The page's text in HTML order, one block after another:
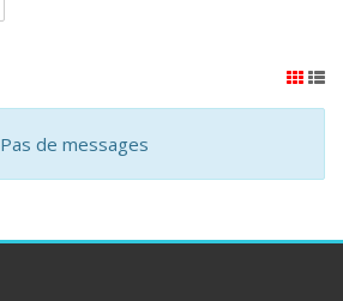
Pas de messages